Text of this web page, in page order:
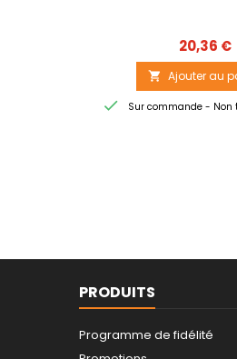
Prix
20,36 €
 Ajouter au
 Sur commande - Non
PRODUITS
Programme de fidélité